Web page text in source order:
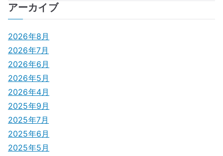
アーカイブ
2026年8月
2026年7月
2026年6月
2026年5月
2026年4月
2025年9月
2025年7月
2025年6月
2025年5月